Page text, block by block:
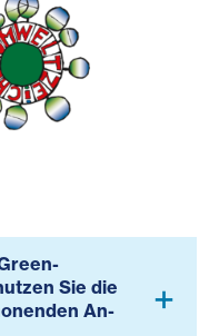
Sie die
An-